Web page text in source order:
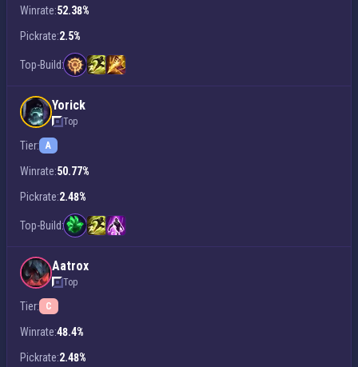
Winrate:52.38%
Pickrate:2.5%
Top-Build:
Yorick
Top
Tier: A
Winrate:50.77%
Pickrate:2.48%
Top-Build:
Aatrox
Top
Tier: C
Winrate:48.4%
Pickrate:2.48%